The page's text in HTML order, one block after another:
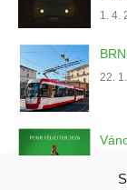
1. 4.
22.